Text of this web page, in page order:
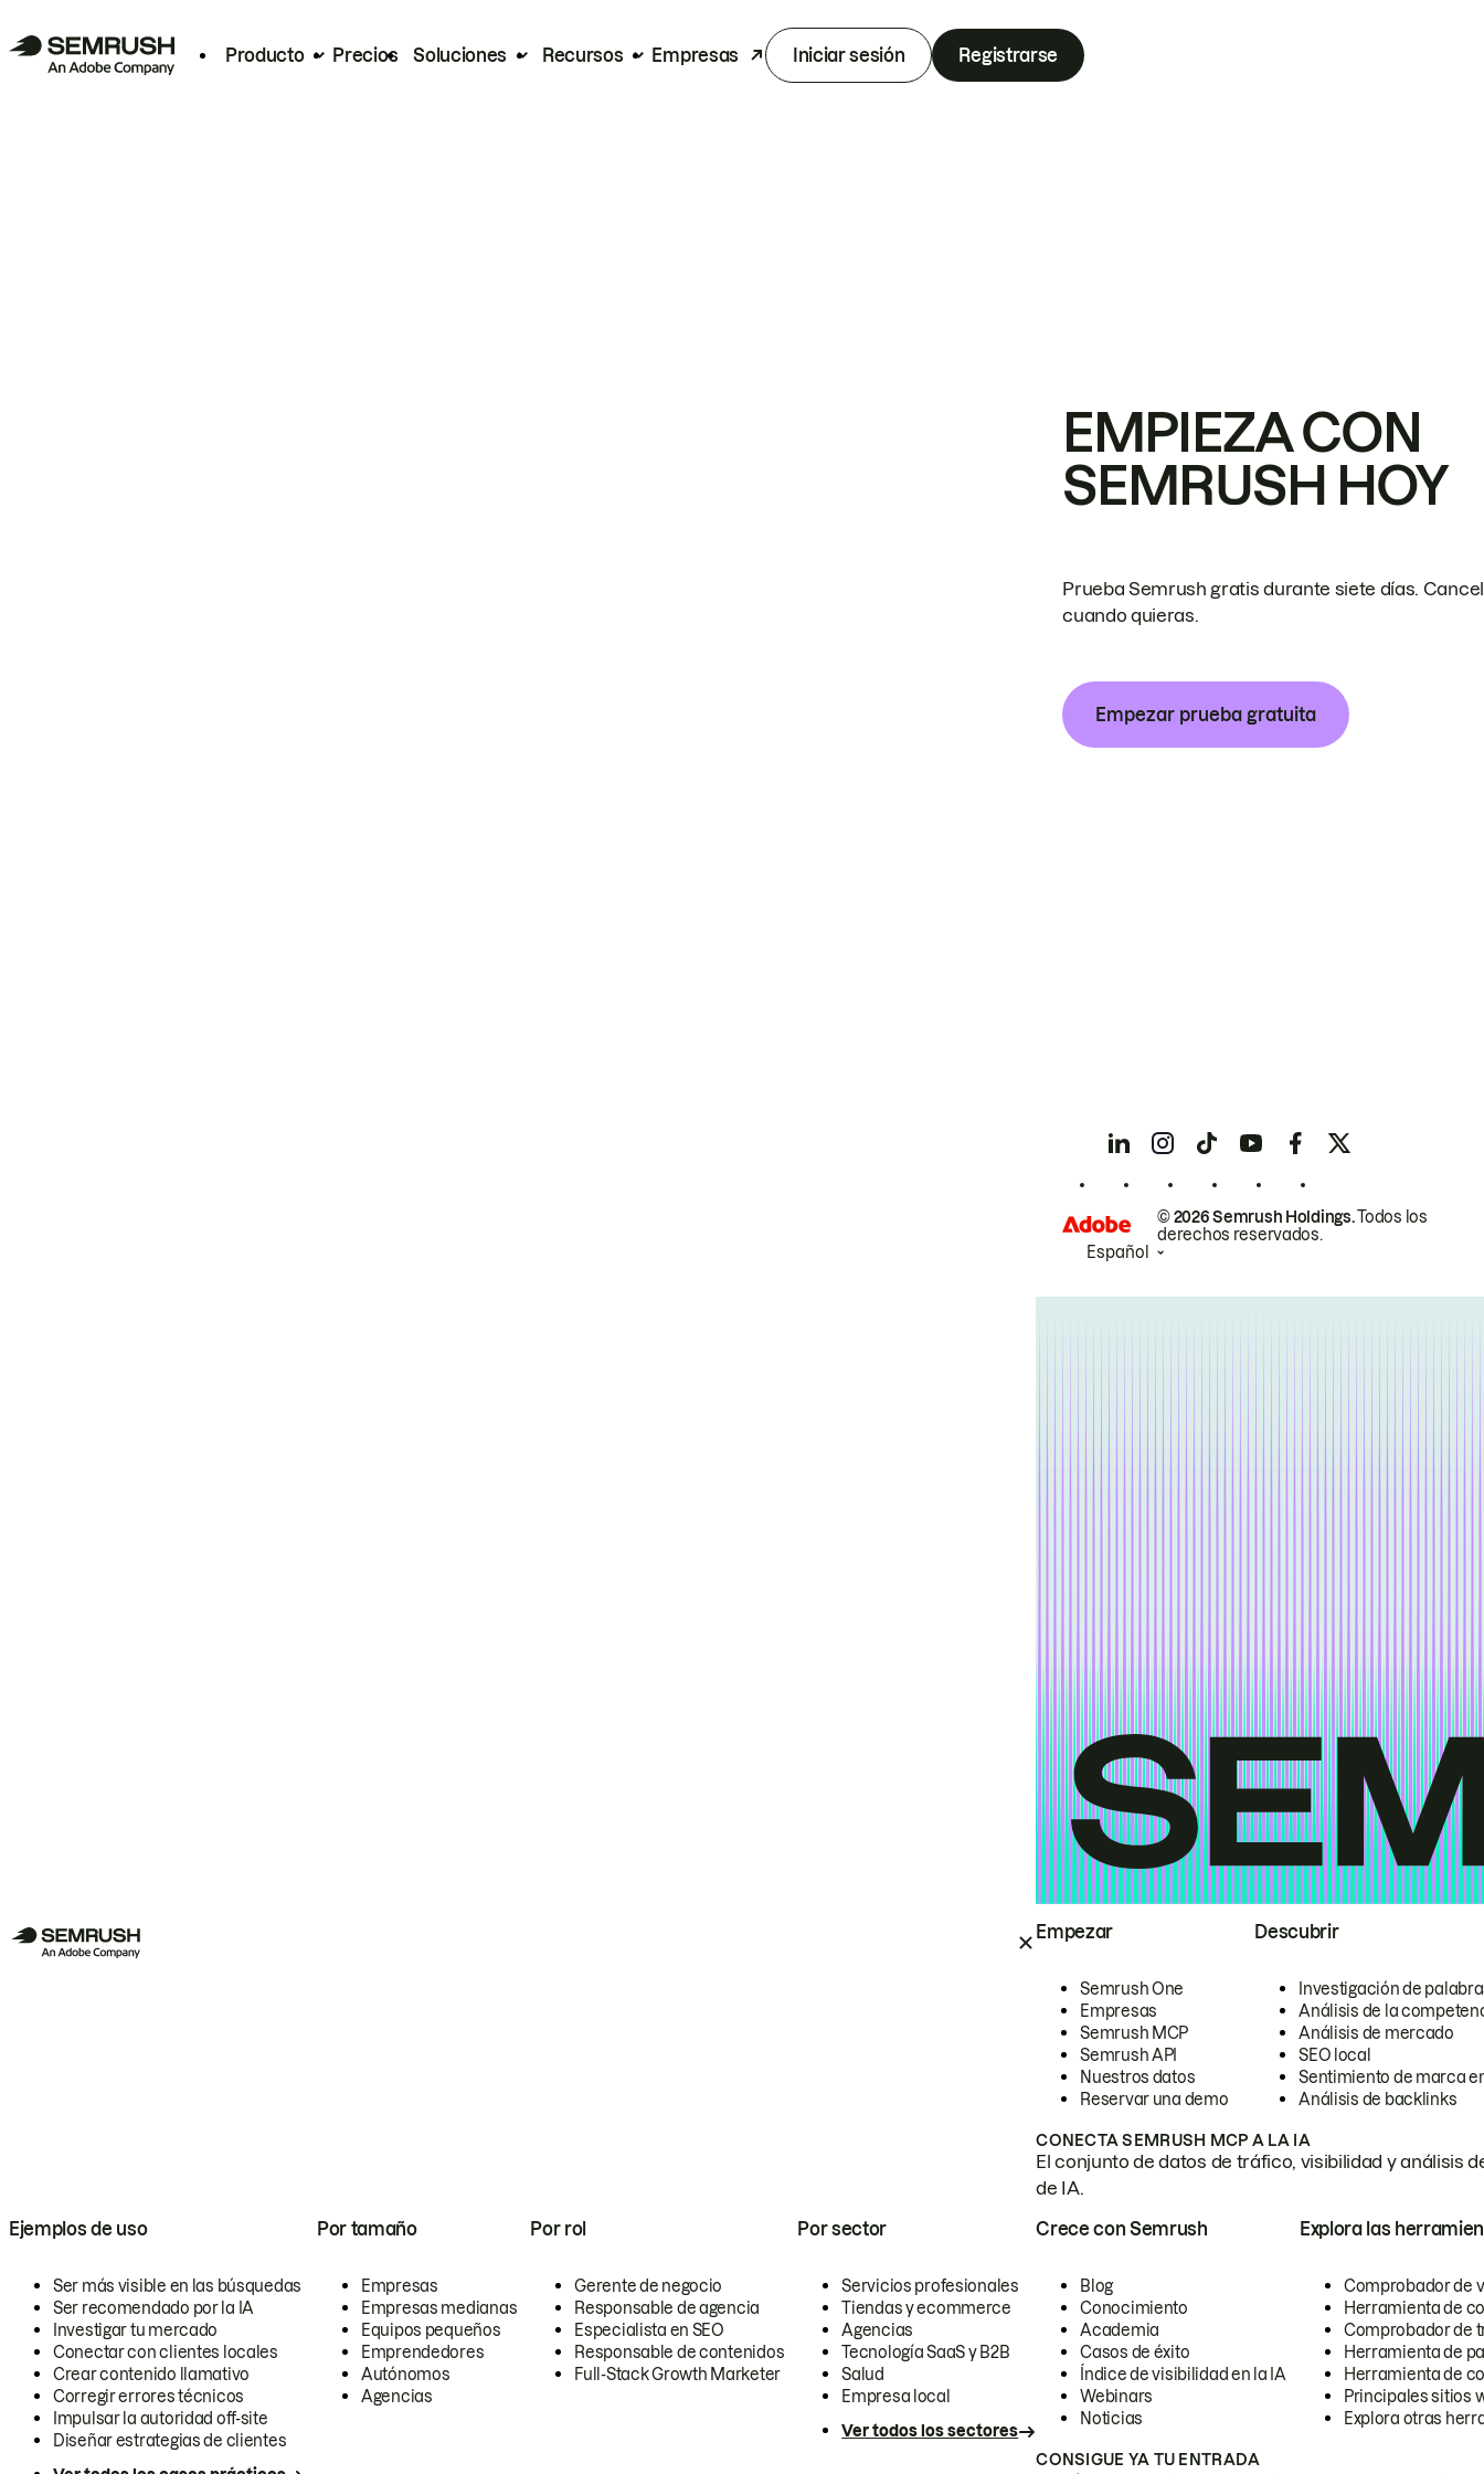
Producto Precios Soluciones Recursos Empresas Iniciar sesión Registrarse
Empezar
Semrush One
Empresas
Semrush MCP
Semrush API
Nuestros datos
Reservar una demo
Descubrir
Investigación de
Análisis de la
Análisis de mercado
SEO local
Sentimiento de marca
Análisis de backlinks
CONECTA SEMRUSH MCP A LA IA
El conjunto de datos de tráfico, visibilidad y análisis
de IA.
Ejemplos de uso
Ser más visible en las búsquedas
Ser recomendado por la IA
Investigar tu mercado
Conectar con clientes locales
Crear contenido llamativo
Corregir errores técnicos
Impulsar la autoridad off-site
Diseñar estrategias de clientes
Por tamaño
Empresas
Empresas medianas
Equipos pequeños
Emprendedores
Autónomos
Agencias
Por rol
Gerente de negocio
Responsable de agencia
Especialista en SEO
Responsable de contenidos
Full-Stack Growth Marketer
Por sector
Servicios profesionales
Tiendas y ecommerce
Agencias
Tecnología SaaS y B2B
Salud
Empresa local
Ver todos los sectores
Crece con Semrush
Blog
Conocimiento
Academia
Casos de éxito
Índice de visibilidad en la IA
Webinars
Noticias
Explora las
Comprobador de
Herramienta de
Comprobador de
Herramienta de
Herramienta de
Principales sitios
Explora otras
CONSIGUE YA TU ENTRADA
EMPIEZA CON
SEMRUSH HOY
Prueba Semrush gratis durante siete días.
cuando quieras.
Empezar prueba gratuita
© 2026 Semrush Holdings.Todos los
derechos reservados.
Español